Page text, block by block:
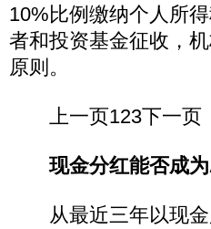
10%比例缴纳个人所
者和投资基金征收，
原则。
上一页123下一页
现金分红能否成
从最近三年以现金